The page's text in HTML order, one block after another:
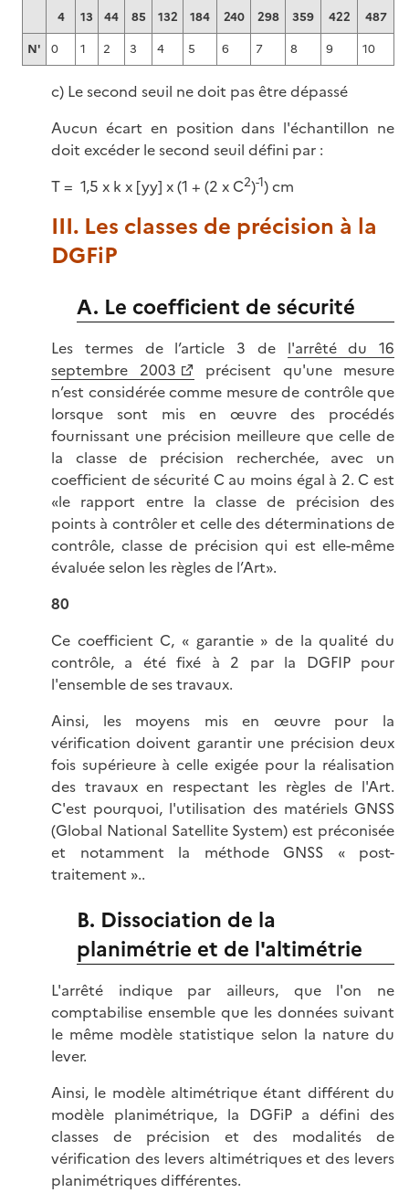
4
13
44
85
132
184
240
298
359
422
487
N'
0 1 2 3 4 5 6 7 8 9 10
c) Le second seuil ne doit pas être dépassé
Aucun écart en position dans l'échantillon ne
doit excéder le second seuil défini par :
T = 1,5 x k x [yy] x (1 + (2 x C2)-1) cm
III. Les classes de précision à la
DGFiP
A. Le coefficient de sécurité
Les termes de l’article 3 de l'arrêté du 16
septembre 2003
précisent qu'une mesure
n’est considérée comme mesure de contrôle que
lorsque sont mis en œuvre des procédés
fournissant une précision meilleure que celle de
la classe de précision recherchée, avec un
coefficient de sécurité C au moins égal à 2. C est
«le rapport entre la classe de précision des
points à contrôler et celle des déterminations de
contrôle, classe de précision qui est elle-même
évaluée selon les règles de l’Art».
80
Ce coefficient C, « garantie » de la qualité du
contrôle, a été fixé à 2 par la DGFIP pour
l'ensemble de ses travaux.
Ainsi, les moyens mis en œuvre pour la
vérification doivent garantir une précision deux
fois supérieure à celle exigée pour la réalisation
des travaux en respectant les règles de l'Art.
C'est pourquoi, l'utilisation des matériels GNSS
(Global National Satellite System) est préconisée
et notamment la méthode GNSS « post-
traitement »..
B. Dissociation de la
planimétrie et de l'altimétrie
L'arrêté indique par ailleurs, que l'on ne
comptabilise ensemble que les données suivant
le même modèle statistique selon la nature du
lever.
Ainsi, le modèle altimétrique étant différent du
modèle planimétrique, la DGFiP a défini des
classes de précision et des modalités de
vérification des levers altimétriques et des levers
planimétriques différentes.